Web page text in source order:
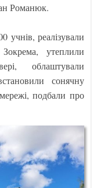
Романюк.
учнів, реалізували
Зокрема, утеплили
облаштували
сонячну
подбали про